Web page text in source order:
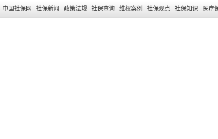
中国社保网 社保新闻 政策法规 社保查询 维权案例 社保观点 社保知识 医疗